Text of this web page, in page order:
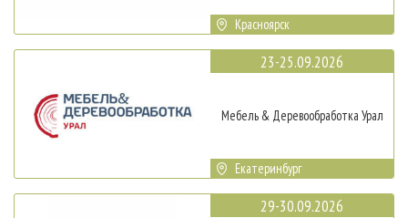
Красноярск
23-25.09.2026
Мебель & Деревообработка Урал
Екатеринбург
29-30.09.2026